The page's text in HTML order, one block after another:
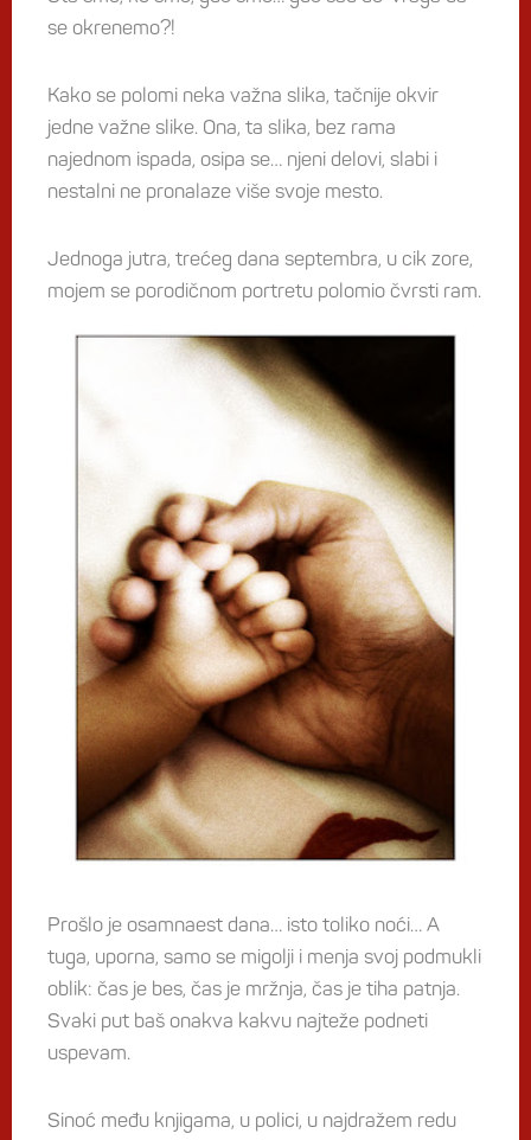
se okrenemo?!
Kako se polomi neka važna slika, tačnije okvir
jedne važne slike. Ona, ta slika, bez rama
najednom ispada, osipa se… njeni delovi, slabi i
nestalni ne pronalaze više svoje mesto.
Jednoga jutra, trećeg dana septembra, u cik zore,
mojem se porodičnom portretu polomio čvrsti ram.
Prošlo je osamnaest dana… isto toliko noći… A
tuga, uporna, samo se migolji i menja svoj podmukli
oblik: čas je bes, čas je mržnja, čas je tiha patnja.
Svaki put baš onakva kakvu najteže podneti
uspevam.
Sinoć među knjigama, u polici, u najdražem redu